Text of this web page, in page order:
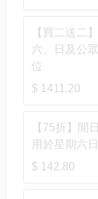
【買二送二
六、日及公
位
$ 1411.20
【75折】閒
用於星期六
$ 142.80